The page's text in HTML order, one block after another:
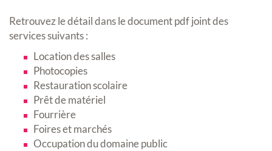
Retrouvez le détail dans le document pdf joint des
services suivants :
Location des salles
Photocopies
Restauration scolaire
Prêt de matériel
Fourrière
Foires et marchés
Occupation du domaine public